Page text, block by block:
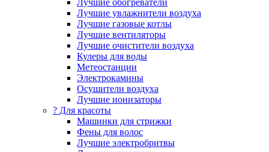
Лучшие увлажнители воздуха
Лучшие газовые котлы
Лучшие вентиляторы
Лучшие очистители воздуха
Кулеры для воды
Метеостанции
Электрокамины
Осушители воздуха
Лучшие ионизаторы
? Для красоты
Машинки для стрижки
Фены для волос
Лучшие электробритвы